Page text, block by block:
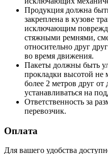
Продукция должна
закреплена в кузове
исключающим
стяжными ремнями,
относительно друг
во время движения.
Пакеты должны быть
прокладки высотой не
более 2 метров друг
устанавливаться на
Ответственность за
перевозчик.
Оплата
Для вашего удобства